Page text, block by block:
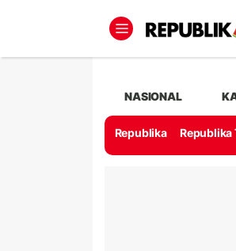
NASIONAL
Republika Republika